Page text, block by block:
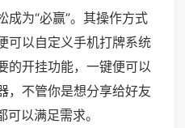
成为“必赢”。其操作方式
可以自定义手机打牌系统
的开挂功能，一键便可以
，不管你是想分享给好友
以满足需求。